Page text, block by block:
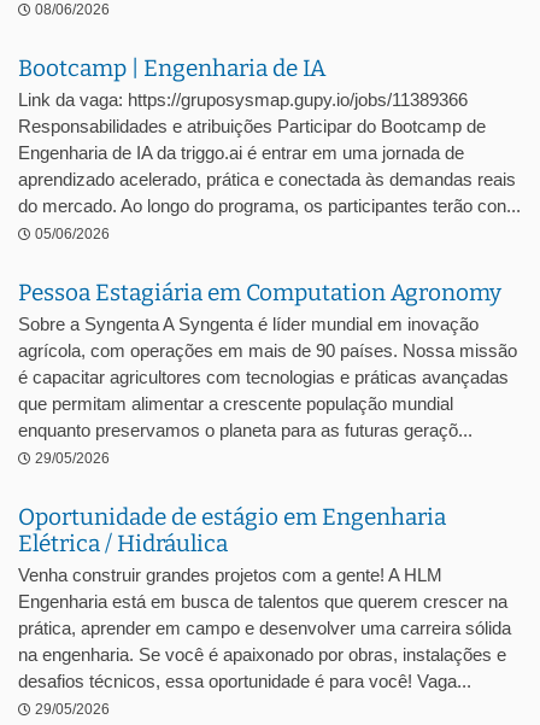
08/06/2026
Bootcamp | Engenharia de IA
Link da vaga: https://gruposysmap.gupy.io/jobs/11389366
Responsabilidades e atribuições Participar do Bootcamp de
Engenharia de IA da triggo.ai é entrar em uma jornada de
aprendizado acelerado, prática e conectada às demandas reais
do mercado. Ao longo do programa, os participantes terão con...
05/06/2026
Pessoa Estagiária em Computation Agronomy
Sobre a Syngenta A Syngenta é líder mundial em inovação
agrícola, com operações em mais de 90 países. Nossa missão
é capacitar agricultores com tecnologias e práticas avançadas
que permitam alimentar a crescente população mundial
enquanto preservamos o planeta para as futuras geraçõ...
29/05/2026
Oportunidade de estágio em Engenharia
Elétrica / Hidráulica
Venha construir grandes projetos com a gente! A HLM
Engenharia está em busca de talentos que querem crescer na
prática, aprender em campo e desenvolver uma carreira sólida
na engenharia. Se você é apaixonado por obras, instalações e
desafios técnicos, essa oportunidade é para você! Vaga...
29/05/2026